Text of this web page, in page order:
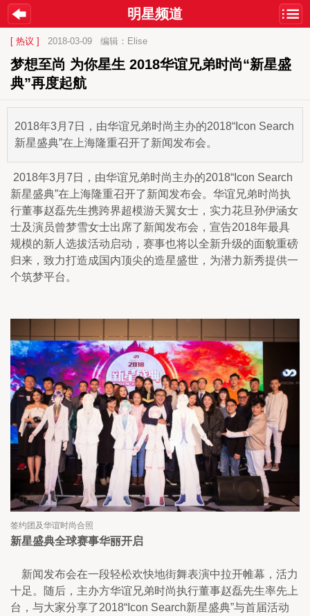
明星频道
[ 热议 ] 2018-03-09 编辑：Elise
梦想至尚 为你星生 2018华谊兄弟时尚“新星盛
典”再度起航
2018年3月7日，由华谊兄弟时尚主办的2018“Icon Search
新星盛典”在上海隆重召开了新闻发布会。
2018年3月7日，由华谊兄弟时尚主办的2018“Icon Search
新星盛典”在上海隆重召开了新闻发布会。华谊兄弟时尚执
行董事赵磊先生携跨界超模游天翼女士，实力花旦孙伊涵女
士及演员曾梦雪女士出席了新闻发布会，宣告2018年最具
规模的新人选拔活动启动，赛事也将以全新升级的面貌重磅
归来，致力打造成国内顶尖的造星盛世，为潜力新秀提供一
个筑梦平台。
签约团及华谊时尚合照
新星盛典全球赛事华丽开启
新闻发布会在一段轻松欢快地街舞表演中拉开帷幕，活力
十足。随后，主办方华谊兄弟时尚执行董事赵磊先生率先上
台，与大家分享了2018“Icon Search新星盛典”与首届活动